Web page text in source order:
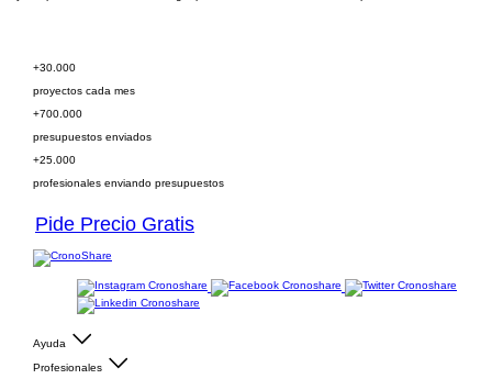
+30.000
proyectos cada mes
+700.000
presupuestos enviados
+25.000
profesionales enviando presupuestos
Pide Precio Gratis
Ayuda
Profesionales